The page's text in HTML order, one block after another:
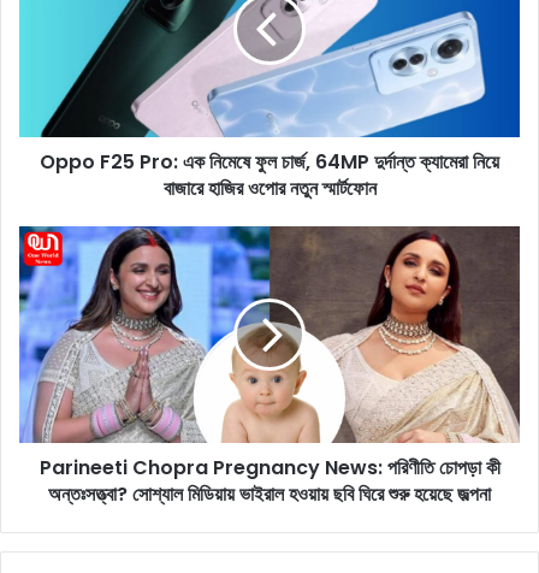
r
ক
নি
মে
ষে
ফু
ল
চা
র্জ
,
P
Oppo F25 Pro: এক নিমেষে ফুল চার্জ, 64MP দুর্দান্ত ক্যামেরা নিয়ে
বাজারে হাজির ওপোর নতুন স্মার্টফোন
P
a
r
i
n
e
i
Parineeti Chopra Pregnancy News: পরিণীতি চোপড়া কী
অন্তঃসত্ত্বা? সোশ্যাল মিডিয়ায় ভাইরাল হওয়ায় ছবি ঘিরে শুরু হয়েছে জল্পনা